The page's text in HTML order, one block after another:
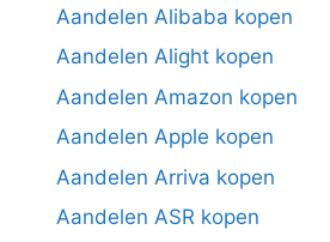
Aandelen Alibaba kopen
Aandelen Alight kopen
Aandelen Amazon kopen
Aandelen Apple kopen
Aandelen Arriva kopen
Aandelen ASR kopen